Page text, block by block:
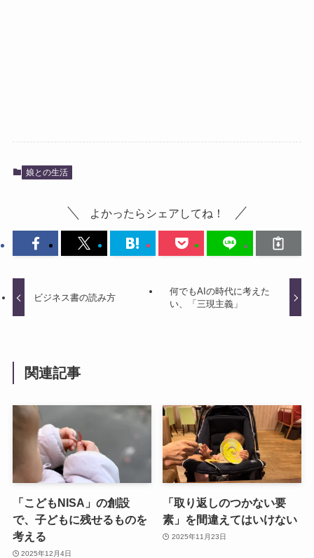
娘との生活
よかったらシェアしてね！
ビジネス書の読み方
何でもAIの時代に考えた
い、「三現主義」
関連記事
「こどもNISA」の創設
で、子どもに残せるものを
考える
2025年12月4日
「取り返しのつかない要
素」を間違えてはいけない
2025年11月23日